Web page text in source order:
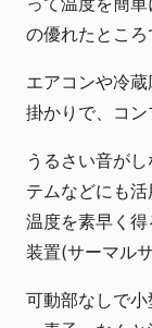
の優れたところ
エアコンや冷
掛かりで、コン
うるさい音が
テムなどにも
温度を素早く
装置(サーマル
可動部なしで